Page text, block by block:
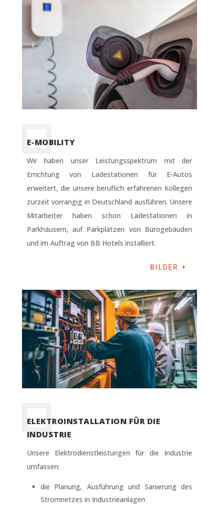
E-MOBILITY
Wir haben unser Leistungsspektrum mit der
Errichtung von Ladestationen für E-Autos
erweitert, die unsere beruflich erfahrenen Kollegen
zurzeit vorrangig in Deutschland ausführen. Unsere
Mitarbeiter haben schon Ladestationen in
Parkhäusern, auf Parkplätzen von Bürogebäuden
und im Auftrag von BB Hotels installiert.
BILDER
ELEKTROINSTALLATION FÜR DIE
INDUSTRIE
Unsere Elektrodienstleistungen für die Industrie
umfassen:
die Planung, Ausführung und Sanierung des
Stromnetzes in Industrieanlagen